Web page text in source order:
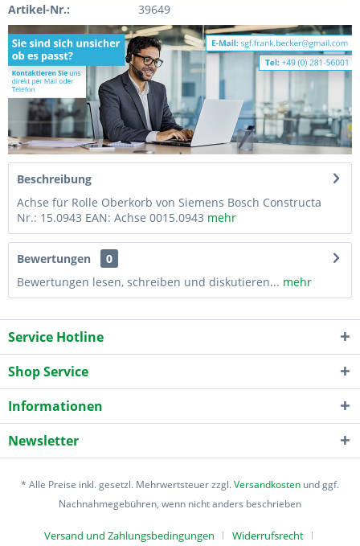
Artikel-Nr.: 39649
Beschreibung
Achse für Rolle Oberkorb von Siemens Bosch Constructa
Nr.: 15.0943 EAN: Achse 0015.0943 mehr
Bewertungen
0
Bewertungen lesen, schreiben und diskutieren... mehr
Service Hotline
Shop Service
Informationen
Newsletter
* Alle Preise inkl. gesetzl. Mehrwertsteuer zzgl.Versandkosten und ggf.
Nachnahmegebühren, wenn nicht anders beschrieben
Versand und Zahlungsbedingungen Widerrufsrecht